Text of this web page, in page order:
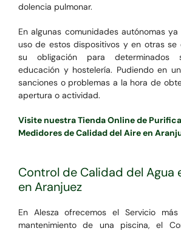
dolencia pulmonar.
En algunas comunidades autónomas
uso de estos dispositivos y en otras se
su obligación para determinados
educación y hostelería. Pudiendo en
sanciones o problemas a la hora de
apertura o actividad.
Visite nuestra Tienda Online de
Medidores de Calidad del Aire en
Control de Calidad del Agua
en Aranjuez
En Alesza ofrecemos el Servicio
mantenimiento de una piscina, el